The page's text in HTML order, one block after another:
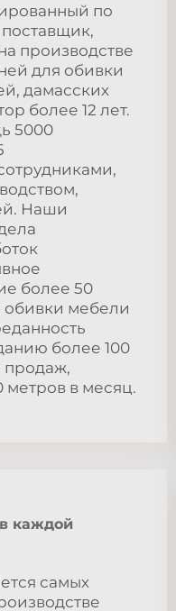
по
поставщик,
производстве
для обивки
дамасских
более 12 лет.
5000
Наши
более 50
обивки мебели
более 100
продаж,
в месяц.
каждой
самых